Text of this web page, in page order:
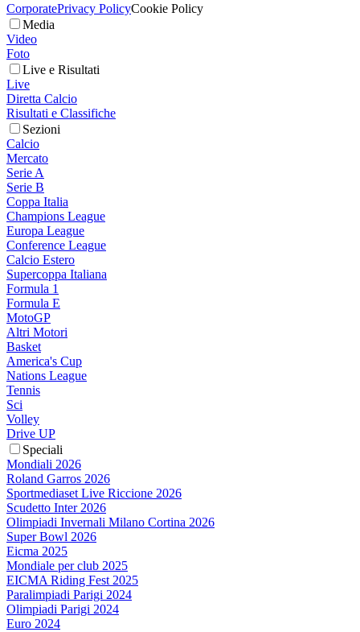
CorporatePrivacy PolicyCookie Policy
Media
Video
Foto
Live e Risultati
Live
Diretta Calcio
Risultati e Classifiche
Sezioni
Calcio
Mercato
Serie A
Serie B
Coppa Italia
Champions League
Europa League
Conference League
Calcio Estero
Supercoppa Italiana
Formula 1
Formula E
MotoGP
Altri Motori
Basket
America's Cup
Nations League
Tennis
Sci
Volley
Drive UP
Speciali
Mondiali 2026
Roland Garros 2026
Sportmediaset Live Riccione 2026
Scudetto Inter 2026
Olimpiadi Invernali Milano Cortina 2026
Super Bowl 2026
Eicma 2025
Mondiale per club 2025
EICMA Riding Fest 2025
Paralimpiadi Parigi 2024
Olimpiadi Parigi 2024
Euro 2024